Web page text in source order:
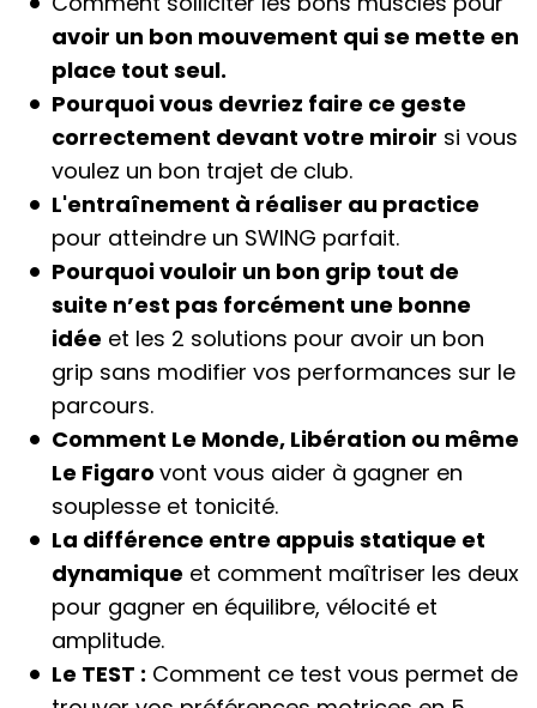
avoir un bon mouvement qui se mette en
place tout seul.
Pourquoi vous devriez faire ce geste
correctement devant votre miroir si vous
voulez un bon trajet de club.
L'entraînement à réaliser au practice
pour atteindre un SWING parfait.
Pourquoi vouloir un bon grip tout de
suite n’est pas forcément une bonne
idée et les 2 solutions pour avoir un bon
grip sans modifier vos performances sur le
parcours.
Comment Le Monde, Libération ou même
Le Figaro vont vous aider à gagner en
souplesse et tonicité.
La différence entre appuis statique et
dynamique et comment maîtriser les deux
pour gagner en équilibre, vélocité et
amplitude.
Le TEST : Comment ce test vous permet de